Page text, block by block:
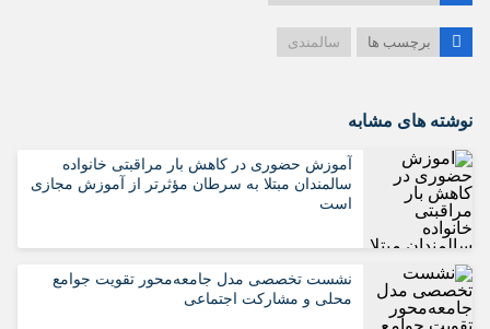
برچسب ها سالمندی
نوشته های مشابه
آموزش حضوری در کاهش بار مراقبتی خانواده
سالمندان مبتلا به سرطان مؤثرتر از آموزش مجازی
است
نشست تخصصی مدل جامعه‌محور تقویت جوامع
محلی و مشارکت اجتماعی